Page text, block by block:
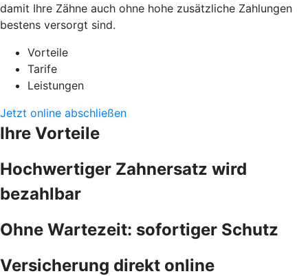
damit Ihre Zähne auch ohne hohe zusätzliche Zahlungen
bestens versorgt sind.
Vorteile
Tarife
Leistungen
Jetzt online abschließen
Ihre Vorteile
Hochwertiger Zahnersatz wird
bezahlbar
Ohne Wartezeit: sofortiger Schutz
Versicherung direkt online